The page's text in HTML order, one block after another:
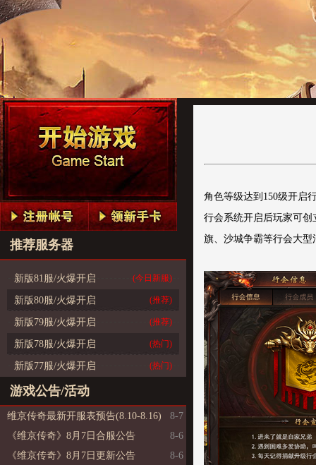
推荐服务器
新版81服/火爆开启 (今日新服)
新版80服/火爆开启 (推荐)
新版79服/火爆开启 (推荐)
新版78服/火爆开启 (热门)
新版77服/火爆开启 (热门)
游戏公告/活动
维京传奇最新开服表预告(8.10-8.16)
8-7
《维京传奇》8月7日合服公告
8-6
《维京传奇》8月7日更新公告
8-6
角色等级达到150级开启
行会系统开启后玩家可创
旗、沙城争霸等行会大